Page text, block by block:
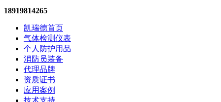
18919814265
凯瑞德首页
气体检测仪表
个人防护用品
消防员装备
代理品牌
资质证书
应用案例
技术支持